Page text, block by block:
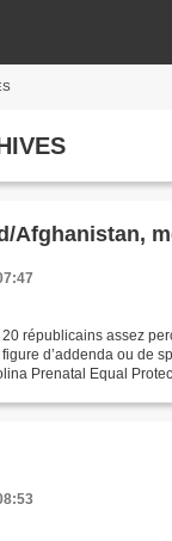
Afghanistan,
20 républicains assez
d’addenda ou de
Prenatal Equal